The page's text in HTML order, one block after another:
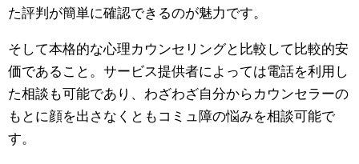
た評判が簡単に確認できるのが魅力です。
そして本格的な心理カウンセリングと比較して比較的安
価であること。サービス提供者によっては電話を利用し
た相談も可能であり、わざわざ自分からカウンセラーの
もとに顔を出さなくともコミュ障の悩みを相談可能で
す。